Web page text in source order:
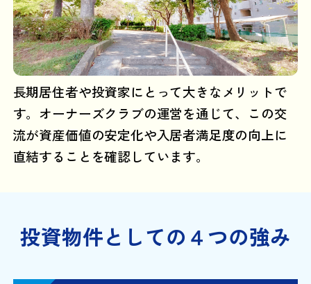
長期居住者や投資家にとって大きなメリットで
す。オーナーズクラブの運営を通じて、この交
流が資産価値の安定化や入居者満足度の向上に
直結することを確認しています。
投資物件としての４つの強み